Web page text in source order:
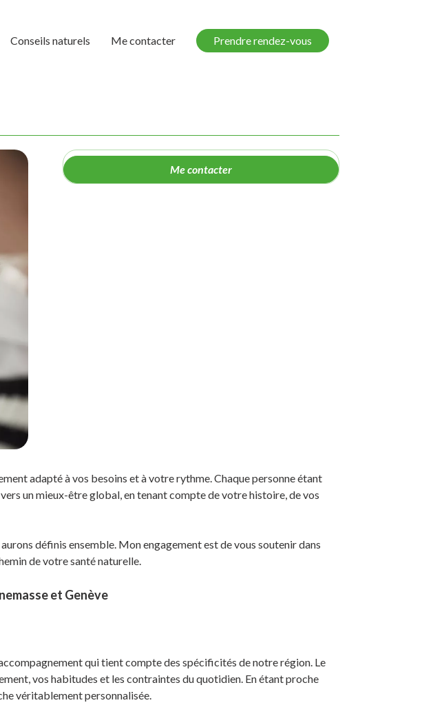
Conseils naturels Me contacter Prendre rendez-vous
Me contacter
adapté à vos besoins et à votre rythme. Chaque personne étant
un mieux-être global, en tenant compte de votre histoire, de vos
définis ensemble. Mon engagement est de vous soutenir dans
de votre santé naturelle.
et Genève
qui tient compte des spécificités de notre région. Le
vos habitudes et les contraintes du quotidien. En étant proche
véritablement personnalisée.